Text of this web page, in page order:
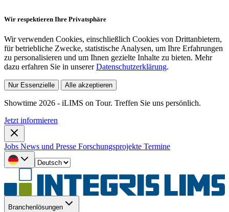
Wir respektieren Ihre Privatsphäre
Wir verwenden Cookies, einschließlich Cookies von Drittanbietern,
für betriebliche Zwecke, statistische Analysen, um Ihre Erfahrungen
zu personalisieren und um Ihnen gezielte Inhalte zu bieten. Mehr
dazu erfahren Sie in unsererDatenschutzerklärung.
Nur Essenzielle Alle akzeptieren
Showtime 2026 - iLIMS on Tour. Treffen Sie uns persönlich.
Jetzt informieren
Jobs News und Presse Forschungsprojekte Termine
Branchenlösungen